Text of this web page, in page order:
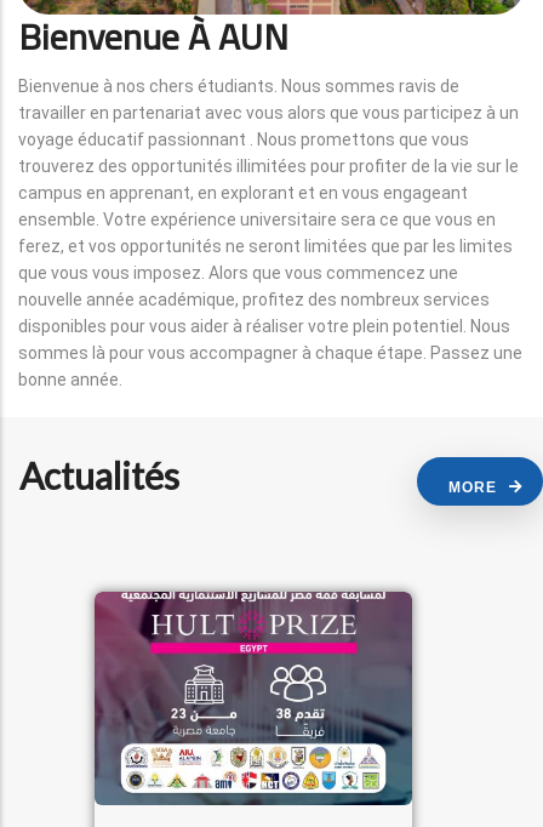
Bienvenue À AUN
Bienvenue à nos chers étudiants. Nous sommes ravis de
travailler en partenariat avec vous alors que vous participez à un
voyage éducatif passionnant . Nous promettons que vous
trouverez des opportunités illimitées pour profiter de la vie sur le
campus en apprenant, en explorant et en vous engageant
ensemble. Votre expérience universitaire sera ce que vous en
ferez, et vos opportunités ne seront limitées que par les limites
que vous vous imposez. Alors que vous commencez une
nouvelle année académique, profitez des nombreux services
disponibles pour vous aider à réaliser votre plein potentiel. Nous
sommes là pour vous accompagner à chaque étape. Passez une
bonne année.
Actualités MORE